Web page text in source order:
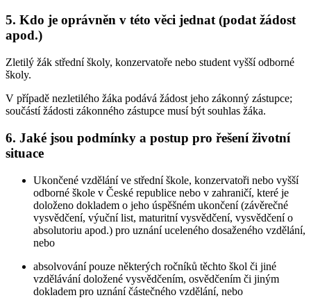
5. Kdo je oprávněn v této věci jednat (podat žádost
apod.)
Zletilý žák střední školy, konzervatoře nebo student vyšší odborné
školy.
V případě nezletilého žáka podává žádost jeho zákonný zástupce;
součástí žádosti zákonného zástupce musí být souhlas žáka.
6. Jaké jsou podmínky a postup pro řešení životní
situace
Ukončené vzdělání ve střední škole, konzervatoři nebo vyšší
odborné škole v České republice nebo v zahraničí, které je
doloženo dokladem o jeho úspěšném ukončení (závěrečné
vysvědčení, výuční list, maturitní vysvědčení, vysvědčení o
absolutoriu apod.) pro uznání uceleného dosaženého vzdělání,
nebo
absolvování pouze některých ročníků těchto škol či jiné
vzdělávání doložené vysvědčením, osvědčením či jiným
dokladem pro uznání částečného vzdělání, nebo